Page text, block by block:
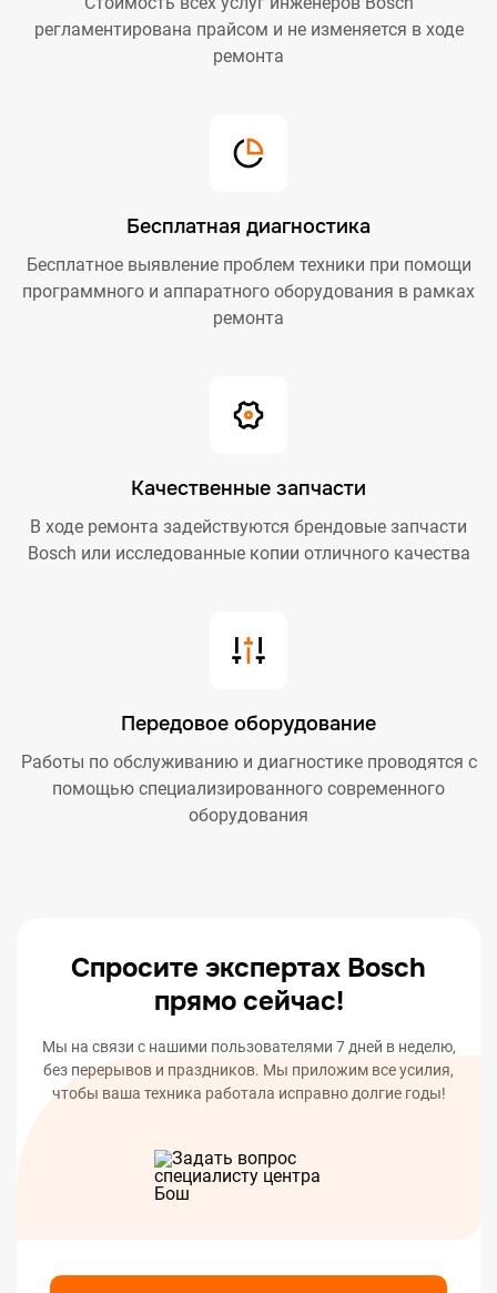
регламентирована прайсом и не изменяется в ходе
ремонта
Бесплатная диагностика
Бесплатное выявление проблем техники при помощи
программного и аппаратного оборудования в рамках
ремонта
Качественные запчасти
В ходе ремонта задействуются брендовые запчасти
Bosch или исследованные копии отличного качества
Передовое оборудование
Работы по обслуживанию и диагностике проводятся с
помощью специализированного современного
оборудования
Спросите экспертах Bosch
прямо сейчас!
Мы на связи с нашими пользователями 7 дней в неделю,
без перерывов и праздников. Мы приложим все усилия,
чтобы ваша техника работала исправно долгие годы!